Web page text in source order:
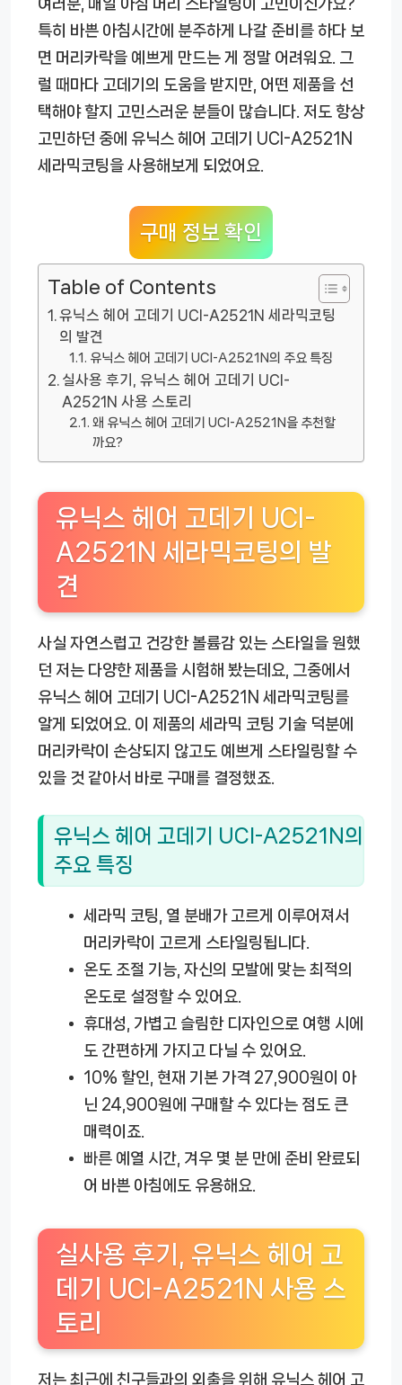
여러분, 매일 아침 머리 스타일링이 고민이신가요?
특히 바쁜 아침시간에 분주하게 나갈 준비를 하다 보
면 머리카락을 예쁘게 만드는 게 정말 어려워요. 그
럴 때마다 고데기의 도움을 받지만, 어떤 제품을 선
택해야 할지 고민스러운 분들이 많습니다. 저도 항상
고민하던 중에 유닉스 헤어 고데기 UCI-A2521N
세라믹코팅을 사용해보게 되었어요.
구매 정보 확인
Table of Contents
유닉스 헤어 고데기 UCI-A2521N 세라믹코팅
의 발견
유닉스 헤어 고데기 UCI-A2521N의 주요 특징
실사용 후기, 유닉스 헤어 고데기 UCI-
A2521N 사용 스토리
왜 유닉스 헤어 고데기 UCI-A2521N을 추천할
까요?
유닉스 헤어 고데기 UCI-
A2521N 세라믹코팅의 발
견
사실 자연스럽고 건강한 볼륨감 있는 스타일을 원했
던 저는 다양한 제품을 시험해 봤는데요, 그중에서
유닉스 헤어 고데기 UCI-A2521N 세라믹코팅를
알게 되었어요. 이 제품의 세라믹 코팅 기술 덕분에
머리카락이 손상되지 않고도 예쁘게 스타일링할 수
있을 것 같아서 바로 구매를 결정했죠.
유닉스 헤어 고데기 UCI-A2521N의
주요 특징
세라믹 코팅 , 열 분배가 고르게 이루어져서
머리카락이 고르게 스타일링됩니다.
온도 조절 기능 , 자신의 모발에 맞는 최적의
온도로 설정할 수 있어요.
휴대성 , 가볍고 슬림한 디자인으로 여행 시에
도 간편하게 가지고 다닐 수 있어요.
10% 할인
, 현재 기본 가격 27,900원이 아
닌 24,900원에 구매할 수 있다는 점도 큰
매력이죠.
빠른 예열 시간 , 겨우 몇 분 만에 준비 완료되
어 바쁜 아침에도 유용해요.
실사용 후기, 유닉스 헤어 고
데기 UCI-A2521N 사용 스
토리
저는 최근에 친구들과의 외출을 위해 유닉스 헤어 고